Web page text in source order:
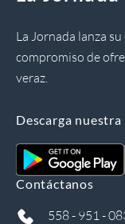
La Jornada lanza
compromiso de
veraz.
Descarga nuestra
Contáctanos
558 - 951 -